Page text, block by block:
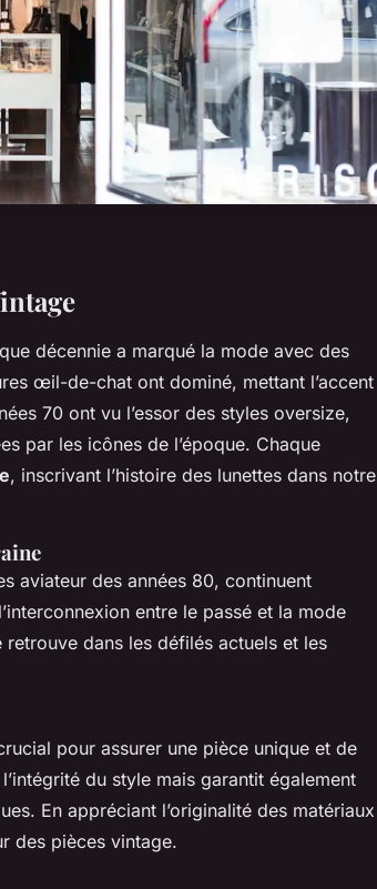
décennie a marqué la mode avec des
œil-de-chat ont dominé, mettant l’accent
70 ont vu l’essor des styles oversize,
par les icônes de l’époque. Chaque
, inscrivant l’histoire des lunettes dans notre
aviateur des années 80, continuent
entre le passé et la mode
dans les défilés actuels et les
pour assurer une pièce unique et de
du style mais garantit également
En appréciant l’originalité des matériaux
des pièces vintage.